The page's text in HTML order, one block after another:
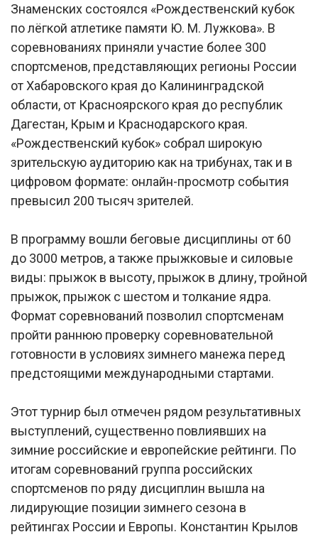
Знаменских состоялся «Рождественский кубок
по лёгкой атлетике памяти Ю. М. Лужкова». В
соревнованиях приняли участие более 300
спортсменов, представляющих регионы России
от Хабаровского края до Калининградской
области, от Красноярского края до республик
Дагестан, Крым и Краснодарского края.
«Рождественский кубок» собрал широкую
зрительскую аудиторию как на трибунах, так и в
цифровом формате: онлайн-просмотр события
превысил 200 тысяч зрителей.
В программу вошли беговые дисциплины от 60
до 3000 метров, а также прыжковые и силовые
виды: прыжок в высоту, прыжок в длину, тройной
прыжок, прыжок с шестом и толкание ядра.
Формат соревнований позволил спортсменам
пройти раннюю проверку соревновательной
готовности в условиях зимнего манежа перед
предстоящими международными стартами.
Этот турнир был отмечен рядом результативных
выступлений, существенно повлиявших на
зимние российские и европейские рейтинги. По
итогам соревнований группа российских
спортсменов по ряду дисциплин вышла на
лидирующие позиции зимнего сезона в
рейтингах России и Европы. Константин Крылов